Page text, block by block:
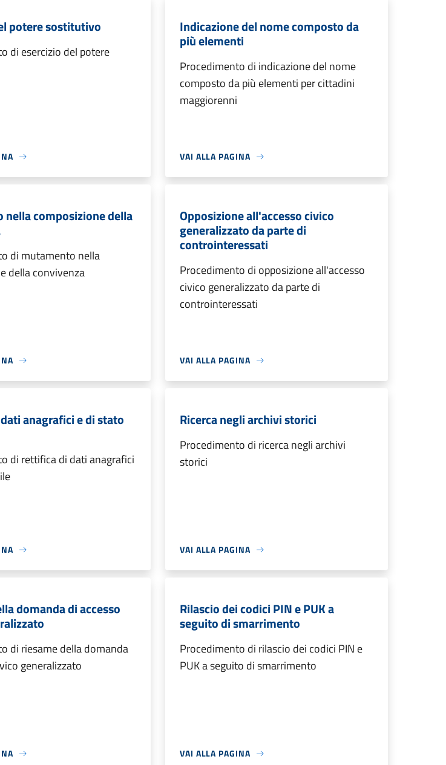
potere sostitutivo
di esercizio del potere
Indicazione del nome composto da
più elementi
Procedimento di indicazione del nome
composto da più elementi per cittadini
maggiorenni
VAI ALLA PAGINA
nella composizione della
di mutamento nella
della convivenza
Opposizione all'accesso civico
generalizzato da parte di
controinteressati
Procedimento di opposizione all'accesso
civico generalizzato da parte di
controinteressati
VAI ALLA PAGINA
anagrafici e di stato
di rettifica di dati anagrafici
Ricerca negli archivi storici
Procedimento di ricerca negli archivi
storici
VAI ALLA PAGINA
domanda di accesso
di riesame della domanda
generalizzato
Rilascio dei codici PIN e PUK a
seguito di smarrimento
Procedimento di rilascio dei codici PIN e
PUK a seguito di smarrimento
VAI ALLA PAGINA